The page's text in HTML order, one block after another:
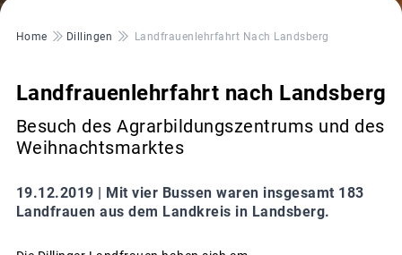
Pfadnavigation
Home Dillingen Landfrauenlehrfahrt Nach Landsberg
Landfrauenlehrfahrt nach Landsberg
Besuch des Agrarbildungszentrums und des
Weihnachtsmarktes
19.12.2019 | Mit vier Bussen waren insgesamt 183
Landfrauen aus dem Landkreis in Landsberg.